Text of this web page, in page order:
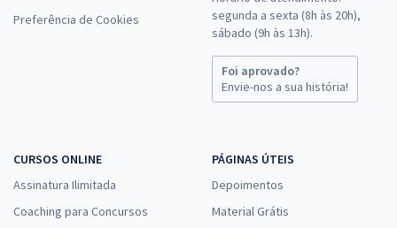
Preferência de Cookies
segunda a sexta (8h às 20h),
sábado (9h às 13h).
Foi aprovado?
Envie-nos a sua história!
CURSOS ONLINE
Assinatura Ilimitada
Coaching para Concursos
PÁGINAS ÚTEIS
Depoimentos
Material Grátis